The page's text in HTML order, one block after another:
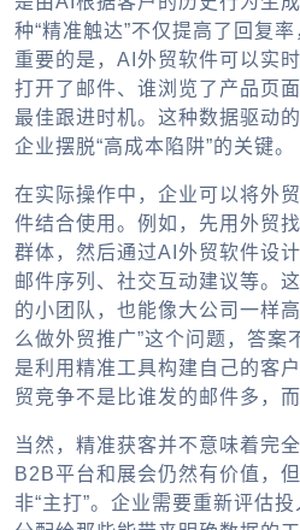
种“精准触达”不仅提高了回复
重要的是，AI外贸软件可以实
打开了邮件、谁浏览了产品页
最佳跟进时机。这种数据驱动
企业摆脱“高成本陷阱”的关键。
在实际操作中，企业可以将外
件结合使用。例如，先用外贸
群体，然后通过AI外贸软件设
邮件序列、社交互动建议等。
的小团队，也能像大公司一样
么做外贸推广”这个问题，答案
是利用精准工具构建自己的客
贸竞争不是比谁发的邮件多，
当然，精准获客并不意味着完
B2B平台和展会仍然有价值，
非“主打”。企业需要重新评估